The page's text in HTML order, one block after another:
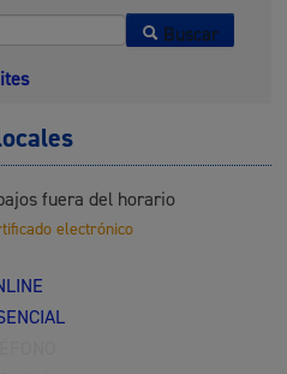
Buscar
fuera del horario
electrónico